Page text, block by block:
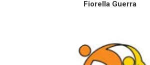
Fiorella Guerra